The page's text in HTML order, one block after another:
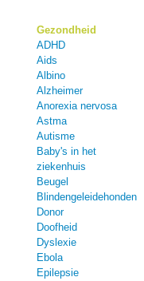
Gezondheid
ADHD
Aids
Albino
Alzheimer
Anorexia nervosa
Astma
Autisme
Baby's in het
ziekenhuis
Beugel
Blindengeleidehonden
Donor
Doofheid
Dyslexie
Ebola
Epilepsie